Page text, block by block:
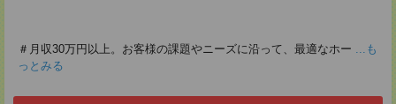
＃月収30万円以上。お客様の課題やニーズに沿って、最適なホー ...も
っとみる